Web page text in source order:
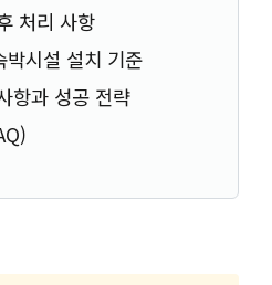
처리 사항
박시설 설치 기준
항과 성공 전략